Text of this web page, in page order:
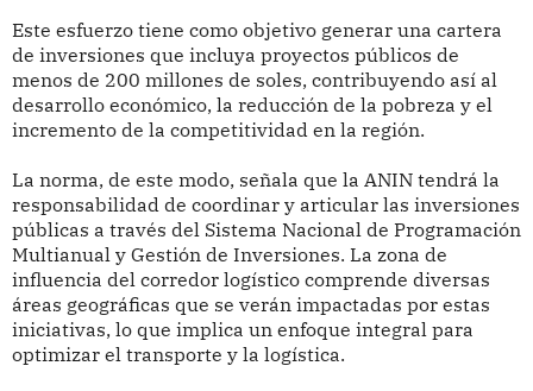
Este esfuerzo tiene como objetivo generar una cartera
de inversiones que incluya proyectos públicos de
menos de 200 millones de soles, contribuyendo así al
desarrollo económico, la reducción de la pobreza y el
incremento de la competitividad en la región.
La norma, de este modo, señala que la ANIN tendrá la
responsabilidad de coordinar y articular las inversiones
públicas a través del Sistema Nacional de Programación
Multianual y Gestión de Inversiones. La zona de
influencia del corredor logístico comprende diversas
áreas geográficas que se verán impactadas por estas
iniciativas, lo que implica un enfoque integral para
optimizar el transporte y la logística.